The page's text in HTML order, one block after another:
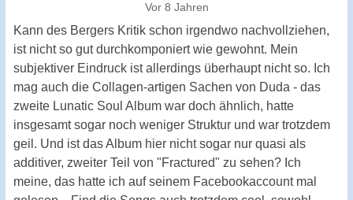
Vor 8 Jahren
Kann des Bergers Kritik schon irgendwo nachvollziehen,
ist nicht so gut durchkomponiert wie gewohnt. Mein
subjektiver Eindruck ist allerdings überhaupt nicht so. Ich
mag auch die Collagen-artigen Sachen von Duda - das
zweite Lunatic Soul Album war doch ähnlich, hatte
insgesamt sogar noch weniger Struktur und war trotzdem
geil. Und ist das Album hier nicht sogar nur quasi als
additiver, zweiter Teil von "Fractured" zu sehen? Ich
meine, das hatte ich auf seinem Facebookaccount mal